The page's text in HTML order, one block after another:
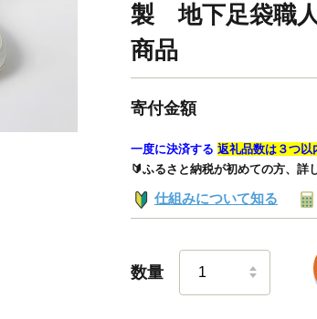
製 地下足袋職
商品
寄付金額
一度に決済する 返礼品数は３つ以
🔰ふるさと納税が初めての方、詳
仕組みについて知る
数量